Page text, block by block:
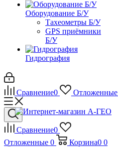
Оборудование Б/У
Тахеометры Б/У
GPS приёмники
Б/У
Гидрография
Сравнение0 Отложенные
Сравнение0
Отложенные 0 Корзина0 0